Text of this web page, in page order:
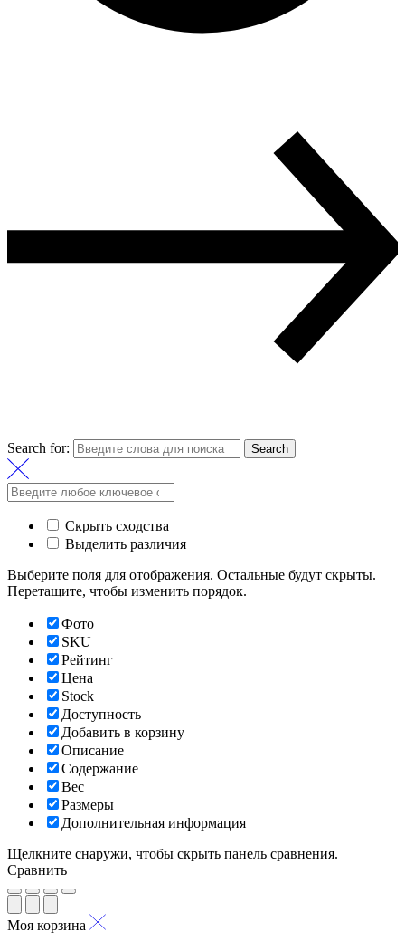
Search for: Search
Скрыть сходства
Выделить различия
Выберите поля для отображения. Остальные будут скрыты.
Перетащите, чтобы изменить порядок.
Фото
SKU
Рейтинг
Цена
Stock
Доступность
Добавить в корзину
Описание
Содержание
Вес
Размеры
Дополнительная информация
Щелкните снаружи, чтобы скрыть панель сравнения.
Сравнить
Моя корзина